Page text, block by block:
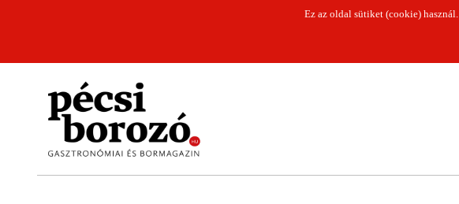
Ez az oldal sütiket (cookie) használ.